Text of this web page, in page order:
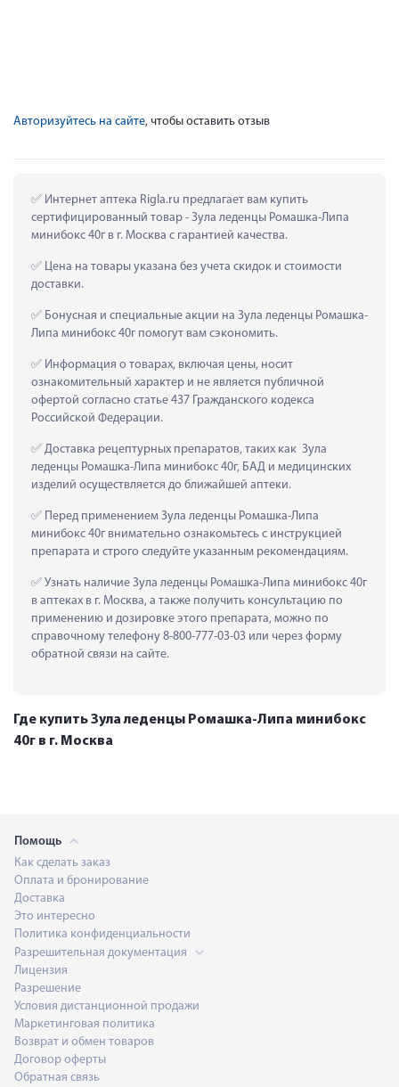
Авторизуйтесь на сайте, чтобы оставить отзыв
Интернет аптека Rigla.ru предлагает вам купить
сертифицированный товар - Зула леденцы Ромашка-Липа
минибокс 40г в г. Москва с гарантией качества.
Цена на товары указана без учета скидок и стоимости
доставки.
Бонусная и специальные акции на Зула леденцы Ромашка-
Липа минибокс 40г помогут вам сэкономить.
Информация о товарах, включая цены, носит
ознакомительный характер и не является публичной
офертой согласно статье 437 Гражданского кодекса
Российской Федерации.
Доставка рецептурных препаратов, таких как  Зула
леденцы Ромашка-Липа минибокс 40г, БАД и медицинских
изделий осуществляется до ближайшей аптеки.
Перед применением Зула леденцы Ромашка-Липа
минибокс 40г внимательно ознакомьтесь с инструкцией
препарата и строго следуйте указанным рекомендациям.
Узнать наличие Зула леденцы Ромашка-Липа минибокс 40г
в аптеках в г. Москва, а также получить консультацию по
применению и дозировке этого препарата, можно по
справочному телефону 8-800-777-03-03 или через форму
обратной связи на сайте.
Где купить Зула леденцы Ромашка-Липа минибокс
40г в г. Москва
Помощь
Как сделать заказ
Оплата и бронирование
Доставка
Это интересно
Политика конфиденциальности
Разрешительная документация
Лицензия
Разрешение
Условия дистанционной продажи
Маркетинговая политика
Возврат и обмен товаров
Договор оферты
Обратная связь